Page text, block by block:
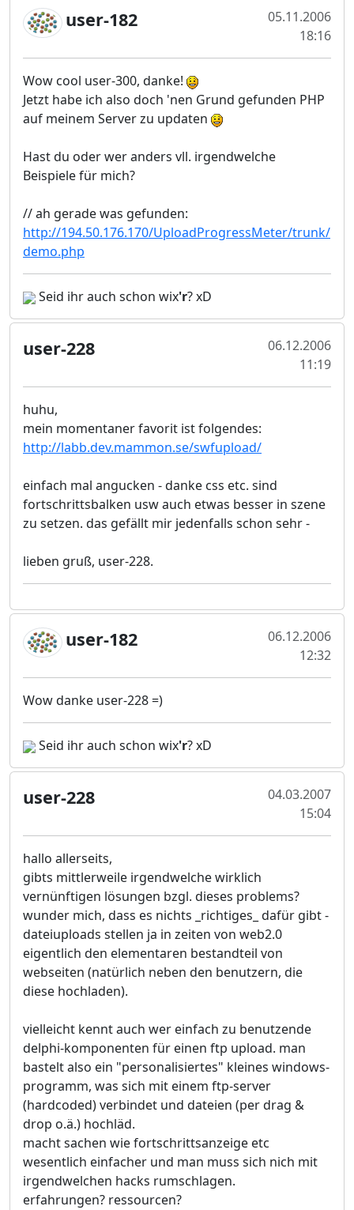
user-182
05.11.2006
18:16
Wow cool user-300, danke!
Jetzt habe ich also doch 'nen Grund gefunden PHP
auf meinem Server zu updaten
Hast du oder wer anders vll. irgendwelche
Beispiele für mich?
// ah gerade was gefunden:
http://194.50.176.170/UploadProgressMeter/trunk/
demo.php
Seid ihr auch schon wix'r? xD
user-228
06.12.2006
11:19
huhu,
mein momentaner favorit ist folgendes:
http://labb.dev.mammon.se/swfupload/
einfach mal angucken - danke css etc. sind
fortschrittsbalken usw auch etwas besser in szene
zu setzen. das gefällt mir jedenfalls schon sehr -
lieben gruß, user-228.
user-182
06.12.2006
12:32
Wow danke user-228 =)
Seid ihr auch schon wix'r? xD
user-228
04.03.2007
15:04
hallo allerseits,
gibts mittlerweile irgendwelche wirklich
vernünftigen lösungen bzgl. dieses problems?
wunder mich, dass es nichts _richtiges_ dafür gibt -
dateiuploads stellen ja in zeiten von web2.0
eigentlich den elementaren bestandteil von
webseiten (natürlich neben den benutzern, die
diese hochladen).
vielleicht kennt auch wer einfach zu benutzende
delphi-komponenten für einen ftp upload. man
bastelt also ein "personalisiertes" kleines windows-
programm, was sich mit einem ftp-server
(hardcoded) verbindet und dateien (per drag &
drop o.ä.) hochläd.
macht sachen wie fortschrittsanzeige etc
wesentlich einfacher und man muss sich nich mit
irgendwelchen hacks rumschlagen.
erfahrungen? ressourcen?